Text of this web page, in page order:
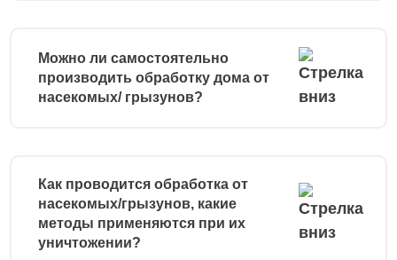
Можно ли самостоятельно
производить обработку дома от
насекомых/ грызунов?
Как проводится обработка от
насекомых/грызунов, какие
методы применяются при их
уничтожении?